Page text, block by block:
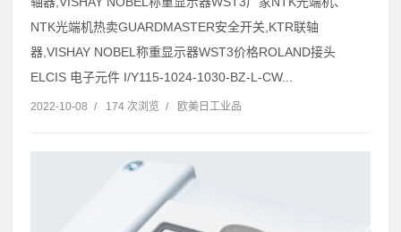
NTK光端机热卖GUARDMASTER安全开关,KTR联轴
器,VISHAY NOBEL称重显示器WST3价格ROLAND接头
ELCIS 电子元件 I/Y115-1024-1030-BZ-L-CW...
2022-10-08 / 174 次浏览 / 欧美日工业品